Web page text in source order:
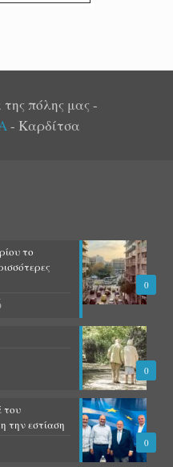
πόλης μας -
- Καρδίτσα
0
το
0
0
του
την εστίαση